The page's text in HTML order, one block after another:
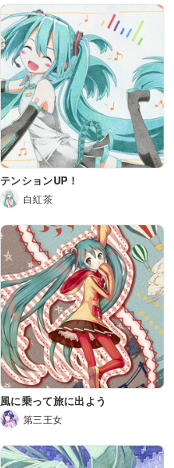
テンションUP！
白紅茶
風に乗って旅に出よう
第三王女